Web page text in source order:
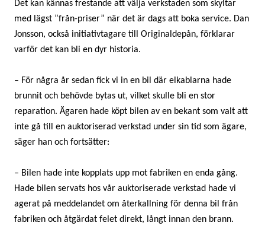
Det kan kännas frestande att välja verkstaden som skyltar
med lägst ”från-priser” när det är dags att boka service. Dan
Jonsson, också initiativtagare till Originaldepån, förklarar
varför det kan bli en dyr historia.
– För några år sedan fick vi in en bil där elkablarna hade
brunnit och behövde bytas ut, vilket skulle bli en stor
reparation. Ägaren hade köpt bilen av en bekant som valt att
inte gå till en auktoriserad verkstad under sin tid som ägare,
säger han och fortsätter:
– Bilen hade inte kopplats upp mot fabriken en enda gång.
Hade bilen servats hos vår auktoriserade verkstad hade vi
agerat på meddelandet om återkallning för denna bil från
fabriken och åtgärdat felet direkt, långt innan den brann.